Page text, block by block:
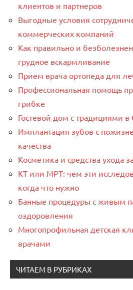
клиентов и партнеров
Выгодные условия
коммерческих компаний
Как правильно и
грудное вскармливание
Прием врача ортопеда для
Профессиональная помощь
грибке
Гостевой дом с традициями в
Имплантация зубов с
качества
Косметика и средства ухода
КТ или МРТ: чем эти
когда что нужно
Банные процедуры с живым
оздоровления
Многопрофильная детская
врачами
ЧИТАЕМ В РУБРИКАХ